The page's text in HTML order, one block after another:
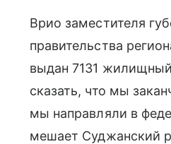
Врио заместителя
правительства
выдан 7131
сказать, что мы
мы направляли в
мешает Суджанский